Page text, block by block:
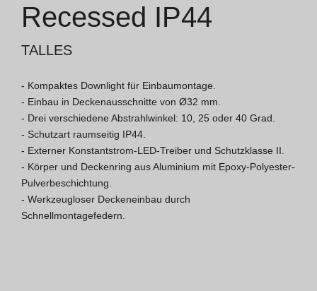
Kataloge
Essence Katalog [PT/EN]
Hospitality Katalog [EN]
Hospitality Katalog [PT]
Gesamkatalog [EN/FR]
Gesamkatalog [PT/ES]
Recessed IP44
TALLES
- Kompaktes Downlight für Einbaumontage.
- Einbau in Deckenausschnitte von Ø32 mm.
- Drei verschiedene Abstrahlwinkel: 10, 25 oder 40 Grad.
- Schutzart raumseitig IP44.
- Externer Konstantstrom-LED-Treiber und Schutzklasse II.
- Körper und Deckenring aus Aluminium mit Epoxy-Polyester-
Pulverbeschichtung.
- Werkzeugloser Deckeneinbau durch
Schnellmontagefedern.